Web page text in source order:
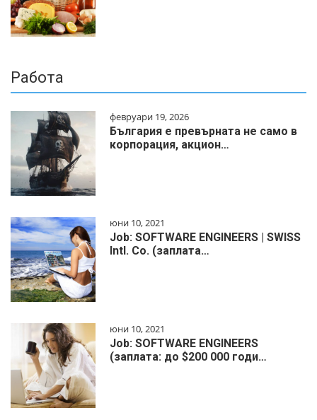
Работа
февруари 19, 2026
България е превърната не само в
корпорация, акцион…
юни 10, 2021
Job: SOFTWARE ENGINEERS | SWISS
Intl. Co. (заплата…
юни 10, 2021
Job: SOFTWARE ENGINEERS
(заплата: до $200 000 годи…